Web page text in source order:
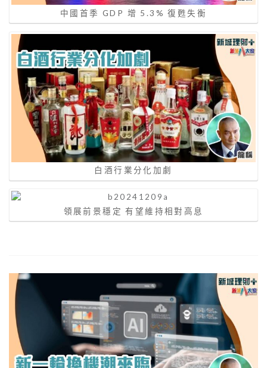
中國⾸季 GDP 增 5.3% 復甦失衡
⽩酒⾏業分化加劇
領展前景穩定 有望維持相對高息